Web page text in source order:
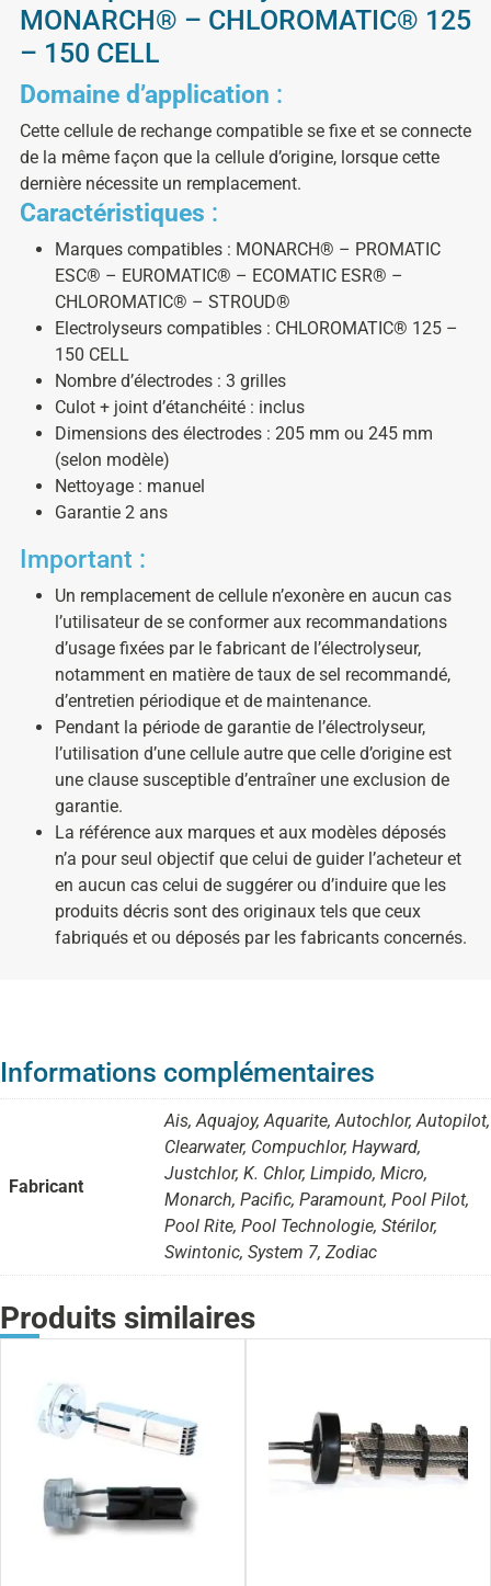
MONARCH® – CHLOROMATIC® 125
– 150 CELL
Domaine d’application :
Cette cellule de rechange compatible se fixe et se connecte
de la même façon que la cellule d’origine, lorsque cette
dernière nécessite un remplacement.
Caractéristiques :
Marques compatibles : MONARCH® – PROMATIC
ESC® – EUROMATIC® – ECOMATIC ESR® –
CHLOROMATIC® – STROUD®
Electrolyseurs compatibles : CHLOROMATIC® 125 –
150 CELL
Nombre d’électrodes : 3 grilles
Culot + joint d’étanchéité : inclus
Dimensions des électrodes : 205 mm ou 245 mm
(selon modèle)
Nettoyage : manuel
Garantie 2 ans
Important :
Un remplacement de cellule n’exonère en aucun cas
l’utilisateur de se conformer aux recommandations
d’usage fixées par le fabricant de l’électrolyseur,
notamment en matière de taux de sel recommandé,
d’entretien périodique et de maintenance.
Pendant la période de garantie de l’électrolyseur,
l’utilisation d’une cellule autre que celle d’origine est
une clause susceptible d’entraîner une exclusion de
garantie.
La référence aux marques et aux modèles déposés
n’a pour seul objectif que celui de guider l’acheteur et
en aucun cas celui de suggérer ou d’induire que les
produits décris sont des originaux tels que ceux
fabriqués et ou déposés par les fabricants concernés.
Informations complémentaires
Fabricant
Ais, Aquajoy, Aquarite, Autochlor, Autopilot,
Clearwater, Compuchlor, Hayward,
Justchlor, K. Chlor, Limpido, Micro,
Monarch, Pacific, Paramount, Pool Pilot,
Pool Rite, Pool Technologie, Stérilor,
Swintonic, System 7, Zodiac
Produits similaires